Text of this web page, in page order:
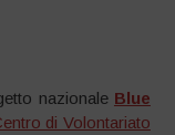
nazionale Blue
di Volontariato